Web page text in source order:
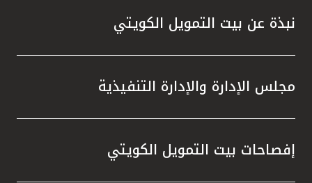
نبذة عن بيت التمويل الكويتي
مجلس الإدارة والإدارة التنفيذية
إفصاحات بيت التمويل الكويتي